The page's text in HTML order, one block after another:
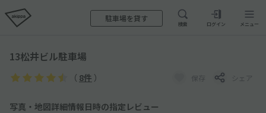
駐車場を貸す
検索 ログイン メニュー
13松井ビル駐車場
（ 8件 ） 保存 シェア
写真・地図詳細情報日時の指定 レビュー